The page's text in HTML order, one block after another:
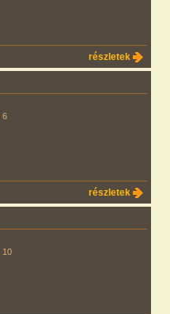
részletek
6
részletek
10